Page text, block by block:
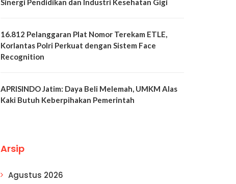
Sinergi Pendidikan dan Industri Kesehatan Gigi
16.812 Pelanggaran Plat Nomor Terekam ETLE,
Korlantas Polri Perkuat dengan Sistem Face
Recognition
APRISINDO Jatim: Daya Beli Melemah, UMKM Alas
Kaki Butuh Keberpihakan Pemerintah
Arsip
Agustus 2026